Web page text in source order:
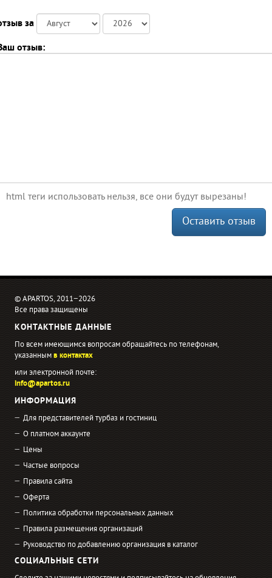
за
отзыв:
html теги использовать нельзя, все они будут вырезаны!
Оставить отзыв
© APARTOS, 2011−2026
Все права защищены
КОНТАКТНЫЕ ДАННЫЕ
По всем имеющимся вопросам обращайтесь по телефонам,
указаннымв контактах
или электронной почте:
info@apartos.ru
ИНФОРМАЦИЯ
Для представителей турбаз и гостиниц
О платном аккаунте
Цены
Частые вопросы
Правила сайта
Оферта
Политика обработки персональных данных
Правила размещения организаций
Руководство по добавлению организация в каталог
СОЦИАЛЬНЫЕ СЕТИ